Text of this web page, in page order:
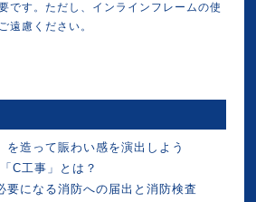
です。ただし、インラインフレームの使
遠慮ください。
を造って賑わい感を演出しよう
C工事」とは？
要になる消防への届出と消防検査